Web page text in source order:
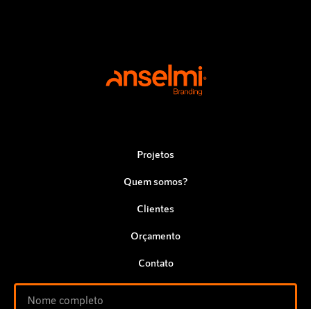
Projetos
Quem somos?
Clientes
Orçamento
Contato